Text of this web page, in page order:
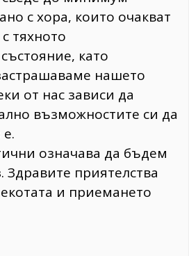
с хора, които очакват
тяхното
като
нашето
от нас зависи да
възможностите си да
означава да бъдем
Здравите приятелства
и приемането